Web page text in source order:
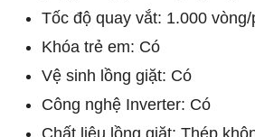
Tốc độ quay vắt: 1.000 vòng/
Khóa trẻ em: Có
Vệ sinh lồng giặt: Có
Công nghệ Inverter: Có